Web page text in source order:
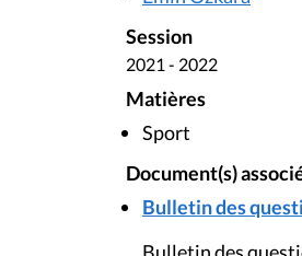
Session
2021 - 2022
Matières
Sport
Document(s)
Bulletin des